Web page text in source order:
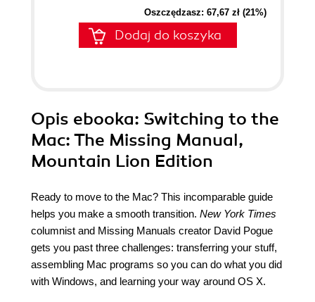
Oszczędzasz: 67,67 zł (21%)
Dodaj do koszyka
Opis ebooka: Switching to the
Mac: The Missing Manual,
Mountain Lion Edition
Ready to move to the Mac? This incomparable guide
helps you make a smooth transition. New York Times
columnist and Missing Manuals creator David Pogue
gets you past three challenges: transferring your stuff,
assembling Mac programs so you can do what you did
with Windows, and learning your way around OS X.